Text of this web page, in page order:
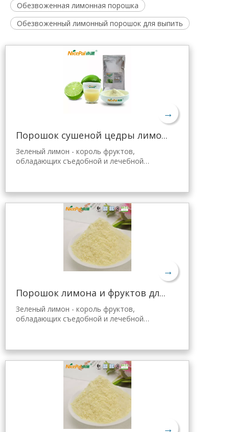
Обезвоженная лимонная порошка
Обезвоженный лимонный порошок для выпить
→
Порошок сушеной цедры лимона оптом
Зеленый лимон - король фруктов,
обладающих съедобной и лечебной
Хайнань, полученного с помощью самой
распылительной сушки и обработки,
которая хорошо сохраняет его
питательные свойства и аромат свежего
лимона. Мгновенно растворяется, удобен
→
Порошок лимона и фруктов для желе Tang
Зеленый лимон - король фруктов,
обладающих съедобной и лечебной
Хайнань, полученного с помощью самой
распылительной сушки и обработки,
которая хорошо сохраняет
питательность и аромат свежего лимона.
Мгновенно растворяется, удобен в
→